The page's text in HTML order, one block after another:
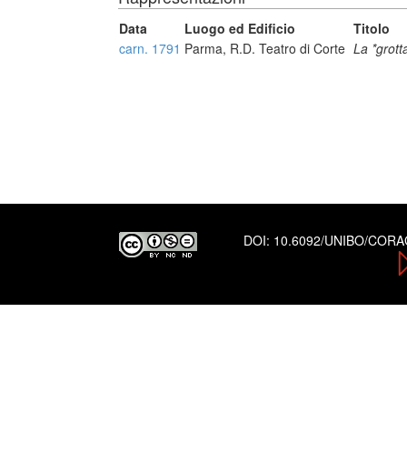
Data Luogo ed Edificio
Titolo
carn. 1791 Parma, R.D. Teatro di Corte La
DOI: 10.6092/UNIBO/